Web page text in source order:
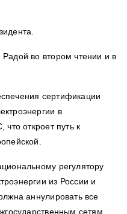
во втором чтении и в
сертификации
в
что откроет путь к
регулятору
из России и
аннулировать все
сетям